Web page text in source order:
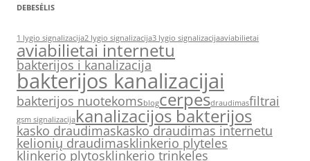
DEBESĖLIS
1 lygio signalizacija2 lygio signalizacija3 lygio signalizacijaaviabilietai
aviabilietai internetu
bakterijos i kanalizacija
bakterijos kanalizacijai
bakterijos nuotekomsblogcerpesdraudimasfiltrai
gsm signalizacijakanalizacijos bakterijos
kasko draudimaskasko draudimas internetu
kelionių draudimasklinkerio plyteles
klinkerio plytosklinkerio trinkeles